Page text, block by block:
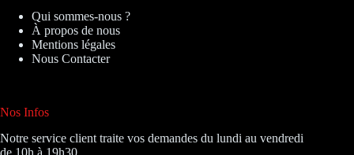
Qui sommes-nous ?
À propos de nous
Mentions légales
Nous Contacter
Nos Infos
Notre service client traite vos demandes du lundi au vendredi